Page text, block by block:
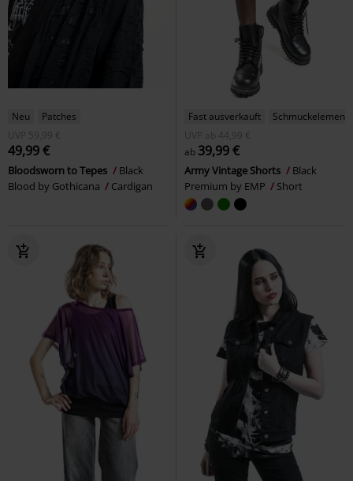
Neu
Patches
UVP
59,99 €
49,99 €
Bloodsworn to Tepes
Black
Blood by Gothicana
Cardigan
Fast ausverkauft
Schmuckelement
UVP
ab
44,99 €
ab 39,99 €
Army Vintage Shorts
Black
Premium by EMP
Short